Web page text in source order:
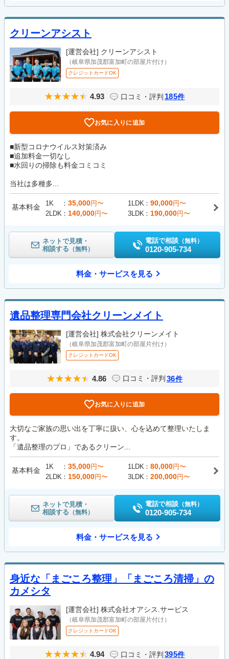
クリーンアシスト
[運営会社] クリーンアシスト
（岐阜県加茂郡富加町の部屋片付け）
クレジットカードOK
4.93 口コミ・評判 185件
お気に入りに追加
■新型コロナウイルス対策済み
■追加料金一切なし
■水回りの掃除も料金コミコミ
当社は多種多...
基本料金 1K 35,000円〜 1LDK 90,000円〜
2LDK
140,000円〜 3LDK 190,000円〜
ネットで見積・
相談する （無料）
電話で相談 （無料）
0120-905-734
料金・サービスを見る
遺品整理専門会社クリーンメイト
[運営会社] 株式会社クリーンメイト
（岐阜県加茂郡富加町の部屋片付け）
クレジットカードOK
4.86 口コミ・評判 36件
お気に入りに追加
大切なご家族の思い出を丁寧に扱い、心を込めて整理いたしま
す。
「遺品整理のプロ」であるクリーン...
基本料金 1K 35,000円〜 1LDK 80,000円〜
2LDK
150,000円〜 3LDK 200,000円〜
ネットで見積・
相談する （無料）
電話で相談 （無料）
0120-905-734
料金・サービスを見る
身近な「まごころ整理」「まごころ清掃」の
カメシタ
[運営会社] 株式会社オアシス.サービス
（岐阜県加茂郡富加町の部屋片付け）
クレジットカードOK
4.94 口コミ・評判 395件